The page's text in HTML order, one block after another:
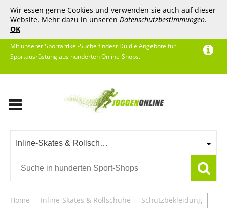
Wir essen gerne Cookies und verwenden sie auch auf dieser
Website. Mehr dazu in unseren Datenschutzbestimmungen.
OK
Mit unserer Sportartikel-Suche findest Du die Angebote für
Sportausrüstung aus hunderten Online-Shops.
Inline-Skates & Rollschuhe
Home Inline-Skates & Rollschuhe
Schutzbekleidung